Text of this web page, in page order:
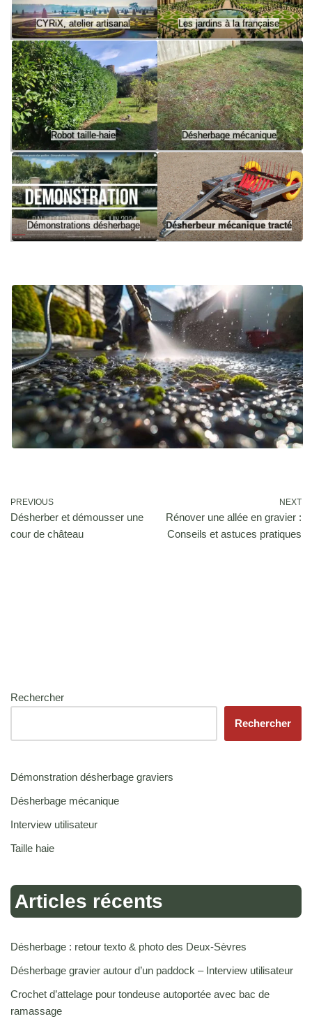
CYRiX, atelier artisanal Les jardins à la française
Robot taille-haie Désherbage mécanique
Démonstrations désherbage Désherbeur mécanique tracté
PREVIOUS
Désherber et démousser une
cour de château
NEXT
Rénover une allée en gravier :
Conseils et astuces pratiques
Rechercher
Rechercher
Démonstration désherbage graviers
Désherbage mécanique
Interview utilisateur
Taille haie
Articles récents
Désherbage : retour texto & photo des Deux-Sèvres
Désherbage gravier autour d’un paddock – Interview utilisateur
Crochet d’attelage pour tondeuse autoportée avec bac de
ramassage